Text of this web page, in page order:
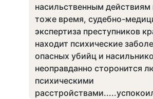
насильственным действиям
тоже время, судебно-
экспертиза преступников
находит психические
опасных убийц и
неоправданно сторонится
психическими